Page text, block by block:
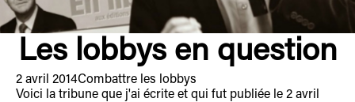
Les lobbys en question
2 avril 2014Combattre les lobbys
Voici la tribune que j'ai écrite et qui fut publiée le 2 avril